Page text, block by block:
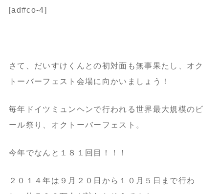
[ad#co-4]
さて、だいすけくんとの初対面も無事果たし、オク
トーバーフェスト会場に向かいましょう！
毎年ドイツミュンヘンで行われる世界最大規模のビ
ール祭り、オクトーバーフェスト。
今年でなんと１８１回目！！！
２０１４年は９月２０日から１０月５日まで行わ